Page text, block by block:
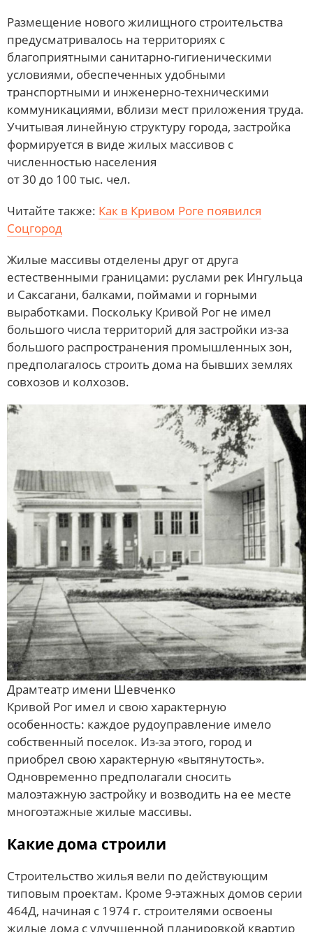
Размещение нового жилищного строительства
предусматривалось на территориях с
благоприятными санитарно-гигиеническими
условиями, обеспеченных удобными
транспортными и инженерно-техническими
коммуникациями, вблизи мест приложения труда.
Учитывая линейную структуру города, застройка
формируется в виде жилых массивов с
численностью населения
от 30 до 100 тыс. чел.
Читайте также: Как в Кривом Роге появился
Соцгород
Жилые массивы отделены друг от друга
естественными границами: руслами рек Ингульца
и Саксагани, балками, поймами и горными
выработками. Поскольку Кривой Рог не имел
большого числа территорий для застройки из-за
большого распространения промышленных зон,
предполагалось строить дома на бывших землях
совхозов и колхозов.
Драмтеатр имени Шевченко
Кривой Рог имел и свою характерную
особенность: каждое рудоуправление имело
собственный поселок. Из-за этого, город и
приобрел свою характерную «вытянутость».
Одновременно предполагали сносить
малоэтажную застройку и возводить на ее месте
многоэтажные жилые массивы.
Какие дома строили
Строительство жилья вели по действующим
типовым проектам. Кроме 9-этажных домов серии
464Д, начиная с 1974 г. строителями освоены
жилые дома с улучшенной планировкой квартир